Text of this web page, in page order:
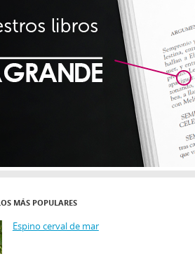
MÁS POPULARES
Espino cerval de mar